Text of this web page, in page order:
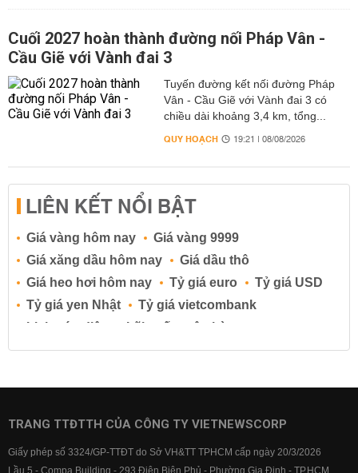
Cuối 2027 hoàn thành đường nối Pháp Vân -
Cầu Giẽ với Vành đai 3
Tuyến đường kết nối đường Pháp
Vân - Cầu Giẽ với Vành đai 3 có
chiều dài khoảng 3,4 km, tổng...
QUY HOẠCH 19:21 | 08/08/2026
LIÊN KẾT NỔI BẬT
Giá vàng hôm nay
Giá vàng 9999
Giá xăng dầu hôm nay
Giá dầu thô
Giá heo hơi hôm nay
Tỷ giá euro
Tỷ giá USD
Tỷ giá yen Nhật
Tỷ giá vietcombank
Lịch cúp điện
Lãi suất ngân hàng
Lãi suất tiết kiệm
Lãi suất tiền gửi
Lãi suất ngân hàng BIDV
Lãi suất ngân hàng Vietcombank
TRANG TTĐTTH CỦA CÔNG TY VIETNEWSCORP
Giấy phép số 3324/GP-TTĐT do Sở VH&TT TPHCM cấp ngày 20/3/2026